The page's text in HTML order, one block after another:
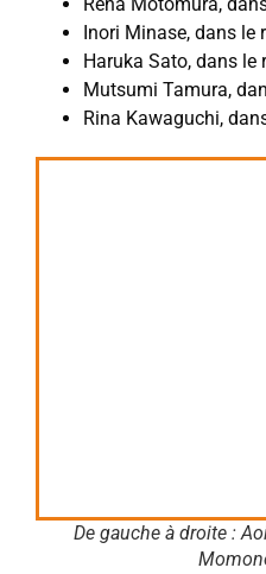
Inori Minase, dans le
Haruka Sato, dans le
Mutsumi Tamura,
Rina Kawaguchi,
De gauche à droite :